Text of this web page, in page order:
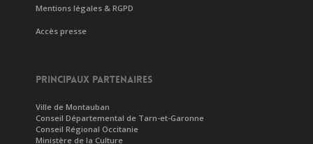
Mentions légales & RGPD
Accès presse
PRINCIPAUX PARTENAIRES
Ville de Montauban
Conseil Départemental de Tarn-et-Garonne
Conseil Régional Occitanie
Ministère de la Culture